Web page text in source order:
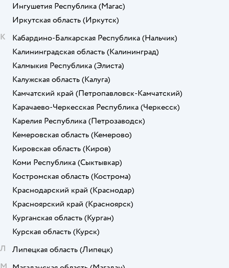
Ингушетия Республика (Магас)
Иркутская область (Иркутск)
К
Кабардино-Балкарская Республика (Нальчик)
Калининградская область (Калининград)
Калмыкия Республика (Элиста)
Калужская область (Калуга)
Камчатский край (Петропавловск-Камчатский)
Карачаево-Черкесская Республика (Черкесск)
Карелия Республика (Петрозаводск)
Кемеровская область (Кемерово)
Кировская область (Киров)
Коми Республика (Сыктывкар)
Костромская область (Кострома)
Краснодарский край (Краснодар)
Красноярский край (Красноярск)
Курганская область (Курган)
Курская область (Курск)
Л
Липецкая область (Липецк)